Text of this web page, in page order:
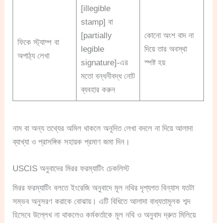
ফিকে স্ট্যাম্প বা
অপাঠ্য লেখা
[illegible
stamp] বা
[partially
legible
signature]-এর
মতো বন্ধনীবদ্ধ নোট
ব্যবহার করুন
কোনো অংশ বাদ না
দিয়ে তার অবস্থা
স্পষ্ট হয়
নাম বা অন্য তথ্যের অমিল থাকলে অনূদিত লেখা বদলে না দিয়ে আলাদা
ব্যাখ্যা ও প্রাসঙ্গিক সহায়ক প্রমাণ জমা দিন।
USCIS অনুবাদের মিরর ফরম্যাটিং চেকলিস্ট
মিরর ফরম্যাটিং বলতে ইংরেজি অনুবাদে মূল নথির দৃশ্যগত বিন্যাস যতটা
সম্ভব অনুসরণ করাকে বোঝায়। এটি বিধিতে আলাদা বাধ্যতামূলক শব্দ
হিসেবে উল্লেখ না থাকলেও কর্মকর্তাকে মূল নথি ও অনুবাদ দ্রুত মিলিয়ে